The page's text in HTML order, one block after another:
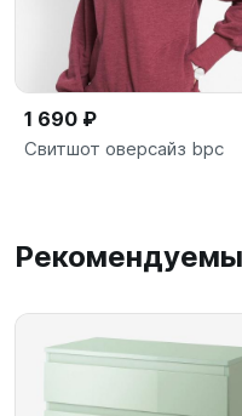
1 690 ₽
Свитшот оверсайз bpc